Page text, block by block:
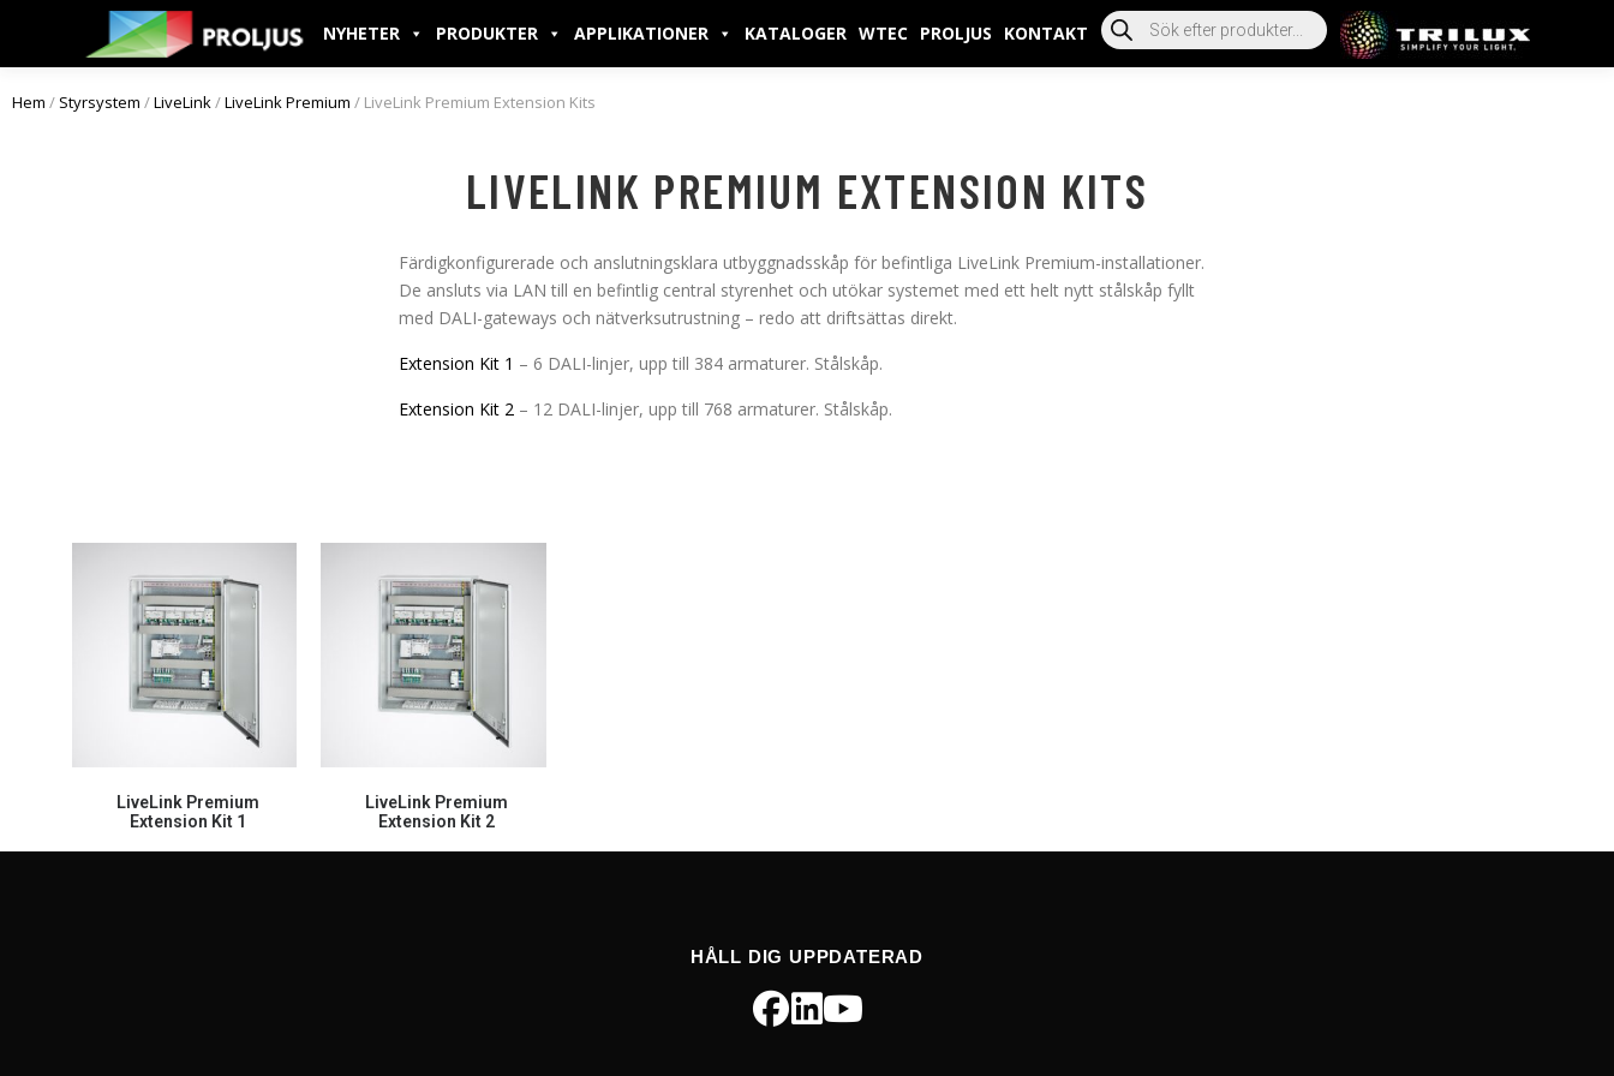
NYHETER PRODUKTER APPLIKATIONER KATALOGER WTEC PROLJUS KONTAKT
Hem / Styrsystem /LiveLink/LiveLink Premium / LiveLink Premium Extension Kits
LIVELINK PREMIUM EXTENSION KITS
Färdigkonfigurerade och anslutningsklara utbyggnadsskåp för befintliga LiveLink Premium-installationer.
De ansluts via LAN till en befintlig central styrenhet och utökar systemet med ett helt nytt stålskåp fyllt
med DALI-gateways och nätverksutrustning – redo att driftsättas direkt.
Extension Kit 1 – 6 DALI-linjer, upp till 384 armaturer. Stålskåp.
Extension Kit 2 – 12 DALI-linjer, upp till 768 armaturer. Stålskåp.
LiveLink Premium
Extension Kit 1
LiveLink Premium
Extension Kit 2
HÅLL DIG UPPDATERAD